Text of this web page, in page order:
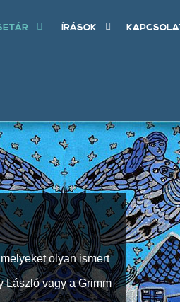
ÍRÁSOK
olyan ismert
László vagy a Grimm